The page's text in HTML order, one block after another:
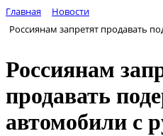
Главная
Новости
Россиянам запретят продавать
Россиянам
продавать
автомобили с